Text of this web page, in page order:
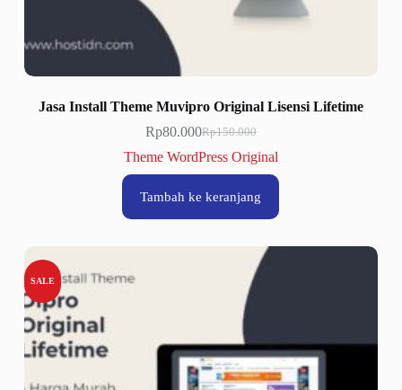
Jasa Install Theme Muvipro Original Lisensi Lifetime
Rp150.000
Harga
aslinya
adalah:
Rp80.000Harga
saat
ini
Rp80.000.
Theme WordPress Original
Tambah ke keranjang
SALE